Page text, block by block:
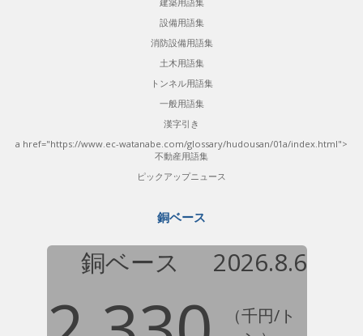
設備用語集
消防設備用語集
土木用語集
トンネル用語集
一般用語集
漢字引き
a href="https://www.ec-watanabe.com/glossary/hudousan/01a/index.html">
不動産用語集
ピックアップニュース
銅ベース
銅ベース 2026.8.6
（千円/ト